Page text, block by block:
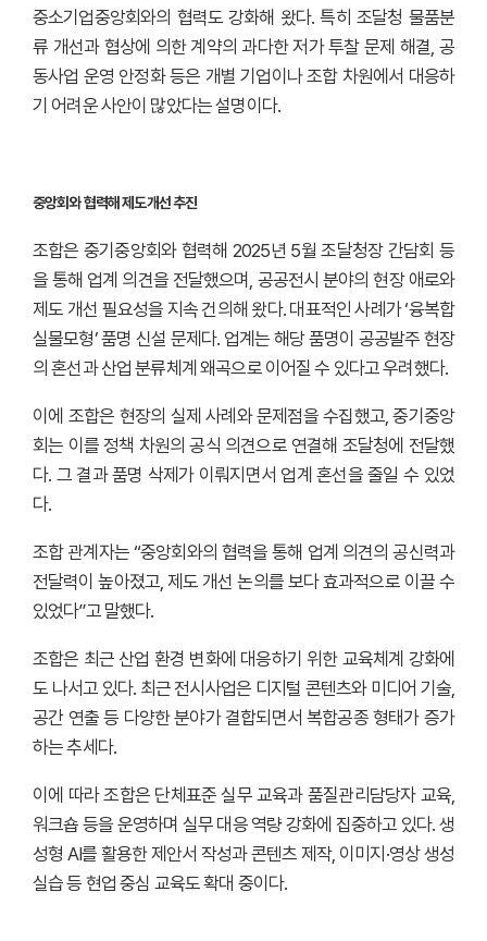
중소기업중앙회와의 협력도 강화해 왔다. 특히 조달청 물품분
류 개선과 협상에 의한 계약의 과다한 저가 투찰 문제 해결, 공
동사업 운영 안정화 등은 개별 기업이나 조합 차원에서 대응하
기 어려운 사안이 많았다는 설명이다.
중앙회와 협력해 제도개선 추진
조합은 중기중앙회와 협력해 2025년 5월 조달청장 간담회 등
을 통해 업계 의견을 전달했으며, 공공전시 분야의 현장 애로와
제도 개선 필요성을 지속 건의해 왔다. 대표적인 사례가 ‘융복합
실물모형’ 품명 신설 문제다. 업계는 해당 품명이 공공발주 현장
의 혼선과 산업 분류체계 왜곡으로 이어질 수 있다고 우려했다.
이에 조합은 현장의 실제 사례와 문제점을 수집했고, 중기중앙
회는 이를 정책 차원의 공식 의견으로 연결해 조달청에 전달했
다. 그 결과 품명 삭제가 이뤄지면서 업계 혼선을 줄일 수 있었
다.
조합 관계자는 “중앙회와의 협력을 통해 업계 의견의 공신력과
전달력이 높아졌고, 제도 개선 논의를 보다 효과적으로 이끌 수
있었다”고 말했다.
조합은 최근 산업 환경 변화에 대응하기 위한 교육체계 강화에
도 나서고 있다. 최근 전시사업은 디지털 콘텐츠와 미디어 기술,
공간 연출 등 다양한 분야가 결합되면서 복합공종 형태가 증가
하는 추세다.
이에 따라 조합은 단체표준 실무 교육과 품질관리담당자 교육,
워크숍 등을 운영하며 실무 대응 역량 강화에 집중하고 있다. 생
성형 AI를 활용한 제안서 작성과 콘텐츠 제작, 이미지·영상 생성
실습 등 현업 중심 교육도 확대 중이다.